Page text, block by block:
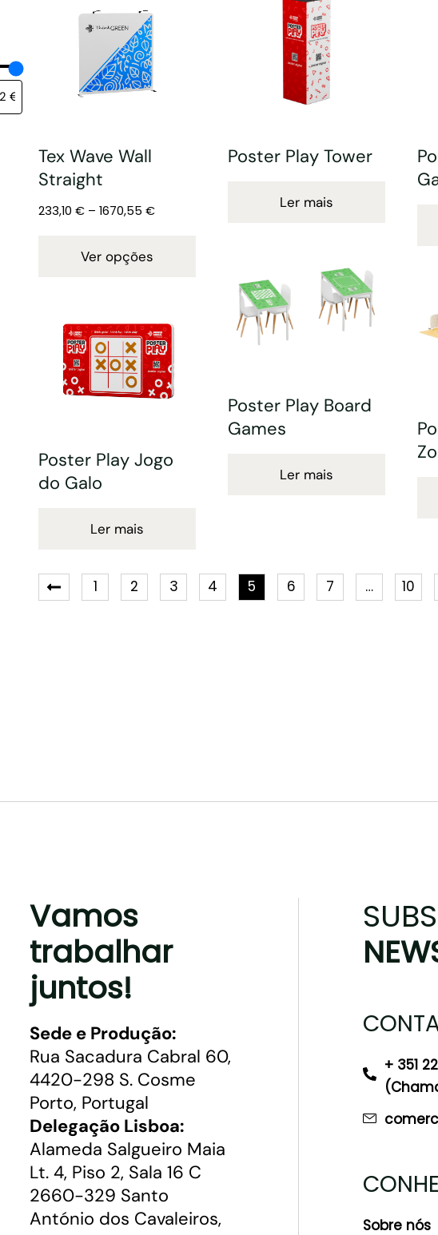
Tex Wave Wall
Straight
233,10 € – 1670,55 €
Ver opções
Poster Play Tower
Ler mais
Poster Play Jogo
do Galo
Ler mais
Poster Play Board
Games
Ler mais
1 2 3 4 5 6 7 … 10
Vamos
trabalhar
juntos!
Sede e Produção:
Rua Sacadura Cabral 60,
4420-298 S. Cosme
Porto, Portugal
Delegação Lisboa:
Alameda Salgueiro Maia
Lt. 4, Piso 2, Sala 16 C
2660-329 Santo
António dos Cavaleiros,
+ 351
Sobre nós